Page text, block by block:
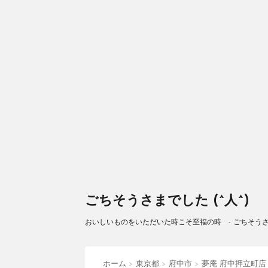
ごちそうさまでした (^人^)
おいしいものをいただいた時こそ至福の時 - ごちそう
ホーム > 東京都 > 府中市 > 夢庵 府中押立町店